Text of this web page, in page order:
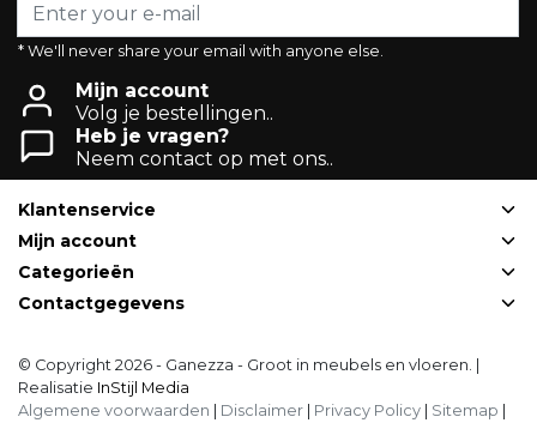
* We'll never share your email with anyone else.
Mijn account
Volg je bestellingen..
Heb je vragen?
Neem contact op met ons..
Klantenservice
Mijn account
Categorieën
Contactgegevens
© Copyright 2026 - Ganezza - Groot in meubels en vloeren. |
Realisatie InStijl Media
Algemene voorwaarden
Disclaimer Privacy Policy Sitemap